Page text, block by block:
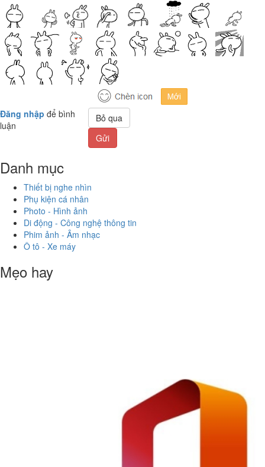
Đăng nhập để bình
luận
Bỏ qua
Gửi
Danh mục
Thiết bị nghe nhìn
Phụ kiện cá nhân
Photo - Hình ảnh
Di động - Công nghệ thông tin
Phim ảnh - Âm nhạc
Ô tô - Xe máy
Mẹo hay